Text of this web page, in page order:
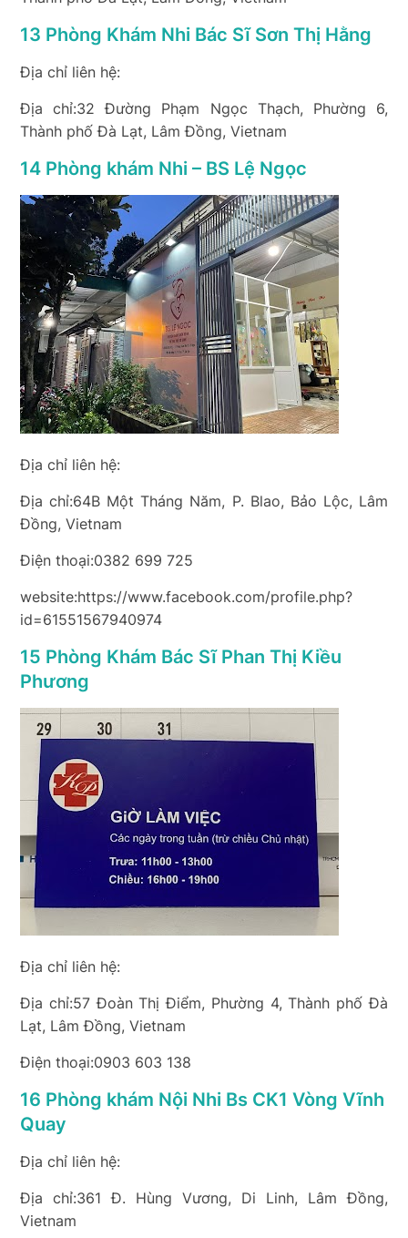
13 Phòng Khám Nhi Bác Sĩ Sơn Thị Hằng
Địa chỉ liên hệ:
Địa chỉ:32 Đường Phạm Ngọc Thạch, Phường 6,
Thành phố Đà Lạt, Lâm Đồng, Vietnam
14 Phòng khám Nhi – BS Lệ Ngọc
Địa chỉ liên hệ:
Địa chỉ:64B Một Tháng Năm, P. Blao, Bảo Lộc, Lâm
Đồng, Vietnam
Điện thoại:0382 699 725
website:https://www.facebook.com/profile.php?
id=61551567940974
15 Phòng Khám Bác Sĩ Phan Thị Kiều
Phương
Địa chỉ liên hệ:
Địa chỉ:57 Đoàn Thị Điểm, Phường 4, Thành phố Đà
Lạt, Lâm Đồng, Vietnam
Điện thoại:0903 603 138
16 Phòng khám Nội Nhi Bs CK1 Vòng Vĩnh
Quay
Địa chỉ liên hệ:
Địa chỉ:361 Đ. Hùng Vương, Di Linh, Lâm Đồng,
Vietnam